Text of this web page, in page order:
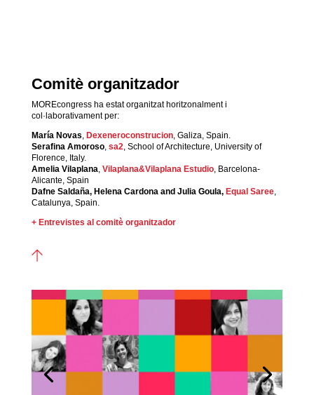
Comitè organitzador
MOREcongress ha estat organitzat horitzonalment i
col·laborativament per:
María Novas, Dexeneroconstrucion, Galiza, Spain.
Serafina Amoroso, sa2, School of Architecture, University of
Florence, Italy.
Amelia Vilaplana, Vilaplana&Vilaplana Estudio, Barcelona-
Alicante, Spain
Dafne Saldaña, Helena Cardona and Julia Goula, Equal Saree,
Catalunya, Spain.
+ Entrevistes al comitè organitzador